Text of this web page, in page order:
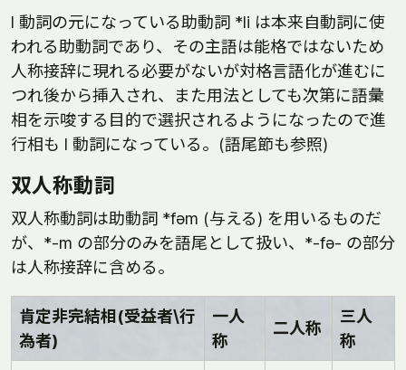
l 動詞の元になっている助動詞 *li は本来自動詞に使
われる助動詞であり、その主語は能格ではないため
人称接辞に現れる必要がないが対格言語化が進むに
つれ後から挿入され、また用法としても次第に語彙
相を示唆する目的で選択されるようになったので進
行相も l 動詞になっている。(語尾節も参照)
双人称動詞
双人称動詞は助動詞 *fəm (与える) を用いるものだ
が、*-m の部分のみを語尾として扱い、*-fə- の部分
は人称接辞に含める。
肯定非完結相(受益者\行
為者)
一人
称
二人称
三人
称